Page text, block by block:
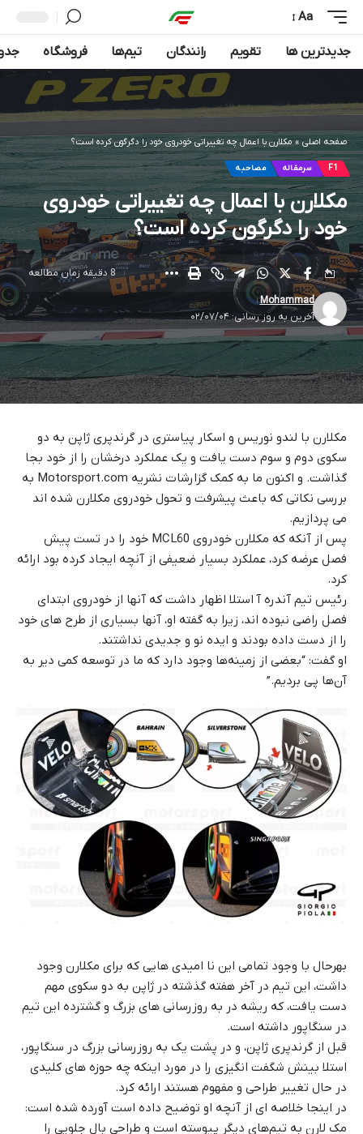
Aa
جدیدترین ها تقویم رانندگان تیم‌ها فروشگاه
صفحه اصلی » مکلارن با اعمال چه تغییراتی خودروی خود را دگرگون کرده است؟
F1 سرمقاله مصاحبه
مکلارن با اعمال چه تغییراتی خودروی
خود را دگرگون کرده است؟
آخرین به روز رسانی: ۰۲/۰۷/۰۴
Mohammad
8 دقیقه زمان مطالعه
مکلارن با لندو نوریس و اسکار پیاستری در گرندپری ژاپن به دو
سکوی دوم و سوم دست یافت و یک عملکرد درخشان را از خود بجا
گذاشت. و اکنون ما به کمک گزارشات نشریه Motorsport.com به
بررسی نکاتی که باعث پیشرفت و تحول خودروی مکلارن شده اند
می پردازیم.
پس از آنکه که مکلارن خودروی MCL60 خود را در تست پیش
فصل عرضه کرد، عملکرد بسیار ضعیفی از آنچه ایجاد کرده بود ارائه
کرد.
رئیس تیم آندره آ استلا اظهار داشت که آنها از خودروی ابتدای
فصل راضی نبوده اند، زیرا به گفته او، آنها بسیاری از طرح های خود
را از دست داده بودند و ایده نو و جدیدی نداشتند.
او گفت: “بعضی از زمینه‌ها وجود دارد که ما در توسعه کمی دیر به
آن‌ها پی بردیم.”
بهرحال با وجود تمامی این نا امیدی هایی که برای مکلارن وجود
داشت، این تیم در آخر هفته گذشته در ژاپن به دو سکوی مهم
دست یافت، که ریشه در به روزرسانی های بزرگ و گشترده این تیم
در سنگاپور داشته است.
قبل از گرندپری ژاپن، و در پشت یک به روزرسانی بزرگ در سنگاپور،
استلا بینش شگفت انگیزی را در مورد اینکه چه حوزه های کلیدی
در حال تغییر طراحی و مفهوم هستند ارائه کرد.
در اینجا خلاصه ای از آنچه او توضیح داده است آورده شده است:
مک لارن به تیم‌های دیگر پیوسته است و طراحی بال جلویی را